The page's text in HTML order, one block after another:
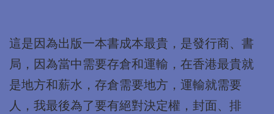
這是因為出版一本書成本最貴，是發行商、書
局，因為當中需要存倉和運輸，在香港最貴就
是地方和薪水，存倉需要地方，運輸就需要
人，我最後為了要有絕對決定權，封面、排